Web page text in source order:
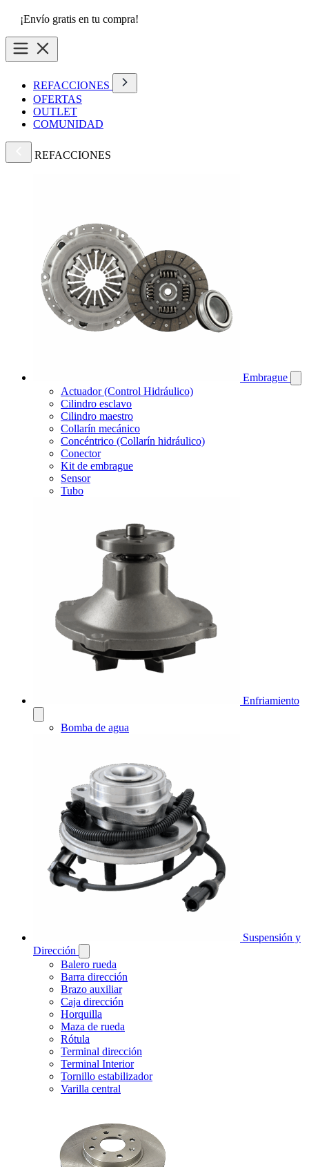
¡Envío gratis en tu compra!
REFACCIONES
OFERTAS
OUTLET
COMUNIDAD
REFACCIONES
Embrague
Actuador (Control Hidráulico)
Cilindro esclavo
Cilindro maestro
Collarín mecánico
Concéntrico (Collarín hidráulico)
Conector
Kit de embrague
Sensor
Tubo
Enfriamiento
Bomba de agua
Suspensión y
Dirección
Balero rueda
Barra dirección
Brazo auxiliar
Caja dirección
Horquilla
Maza de rueda
Rótula
Terminal dirección
Terminal Interior
Tornillo estabilizador
Varilla central